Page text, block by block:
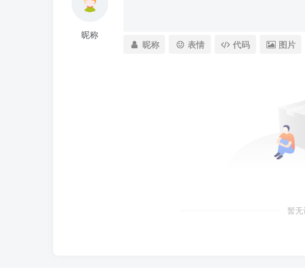
昵称
昵称 表情 代码 图片
暂